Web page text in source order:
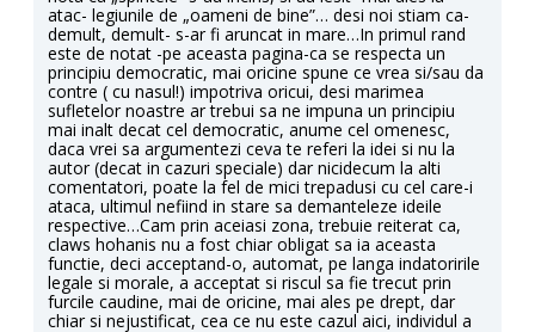
atac- legiunile de „oameni de bine”… desi noi stiam ca-
demult, demult- s-ar fi aruncat in mare…In primul rand
este de notat -pe aceasta pagina-ca se respecta un
principiu democratic, mai oricine spune ce vrea si/sau da
contre ( cu nasul!) impotriva oricui, desi marimea
sufletelor noastre ar trebui sa ne impuna un principiu
mai inalt decat cel democratic, anume cel omenesc,
daca vrei sa argumentezi ceva te referi la idei si nu la
autor (decat in cazuri speciale) dar nicidecum la alti
comentatori, poate la fel de mici trepadusi cu cel care-i
ataca, ultimul nefiind in stare sa demanteleze ideile
respective…Cam prin aceiasi zona, trebuie reiterat ca,
claws hohanis nu a fost chiar obligat sa ia aceasta
functie, deci acceptand-o, automat, pe langa indatoririle
legale si morale, a acceptat si riscul sa fie trecut prin
furcile caudine, mai de oricine, mai ales pe drept, dar
chiar si nejustificat, cea ce nu este cazul aici, individul a